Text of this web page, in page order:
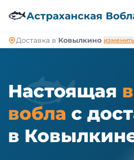
🐟Астраханская
Доставка в Ковылкино изменить
🐟
Настоящая
вобла с
в